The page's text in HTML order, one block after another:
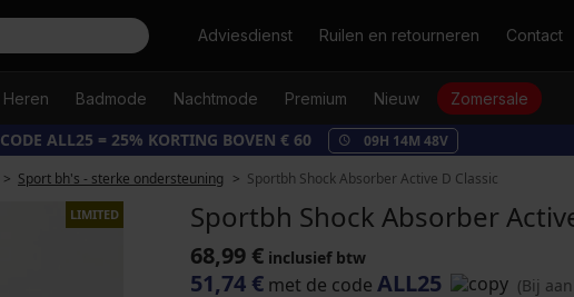
ZoekenAdviesdienst Ruilen en retourneren Contact
Heren Badmode Nachtmode Premium Nieuw Zomersale
CODE ALL25 = 25% KORTING BOVEN € 60 09H 14M 47V
Sport bh's - sterke ondersteuning Sportbh Shock Absorber Active D Classic
LIMITED Sportbh Shock Absorber
68,99 € inclusief btw
51,74 € met de code ALL25 (Bij